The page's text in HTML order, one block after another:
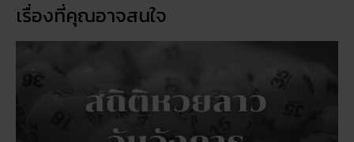
เรื่องที่คุณอาจสนใจ